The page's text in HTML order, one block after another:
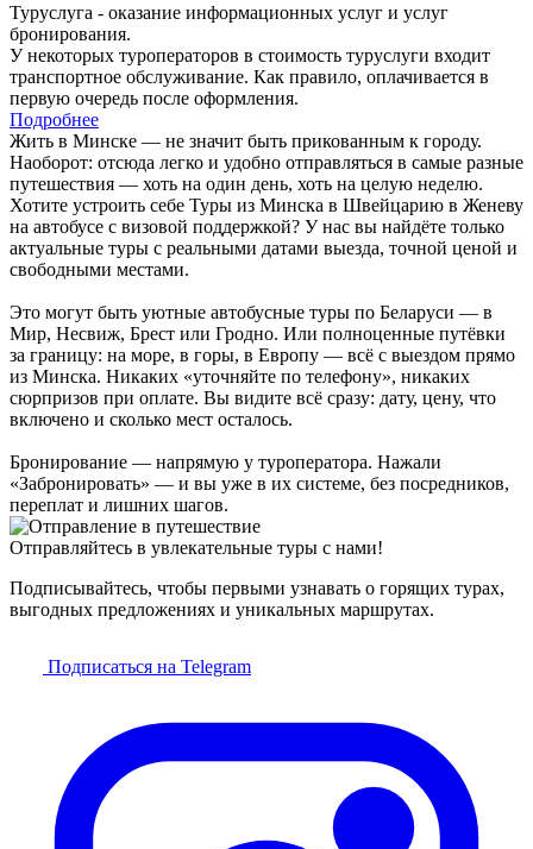
Туруслуга - оказание информационных услуг и услуг
бронирования.
У некоторых туроператоров в стоимость туруслуги входит
транспортное обслуживание. Как правило, оплачивается в
первую очередь после оформления.
Подробнее
Жить в Минске — не значит быть прикованным к городу.
Наоборот: отсюда легко и удобно отправляться в самые разные
путешествия — хоть на один день, хоть на целую неделю.
Хотите устроить себе Туры из Минска в Швейцарию в Женеву
на автобусе с визовой поддержкой? У нас вы найдёте только
актуальные туры с реальными датами выезда, точной ценой и
свободными местами.
Это могут быть уютные автобусные туры по Беларуси — в
Мир, Несвиж, Брест или Гродно. Или полноценные путёвки
за границу: на море, в горы, в Европу — всё с выездом прямо
из Минска. Никаких «уточняйте по телефону», никаких
сюрпризов при оплате. Вы видите всё сразу: дату, цену, что
включено и сколько мест осталось.
Бронирование — напрямую у туроператора. Нажали
«Забронировать» — и вы уже в их системе, без посредников,
переплат и лишних шагов.
Отправляйтесь в увлекательные туры с нами!
Подписывайтесь, чтобы первыми узнавать о горящих турах,
выгодных предложениях и уникальных маршрутах.
Подписаться на Telegram